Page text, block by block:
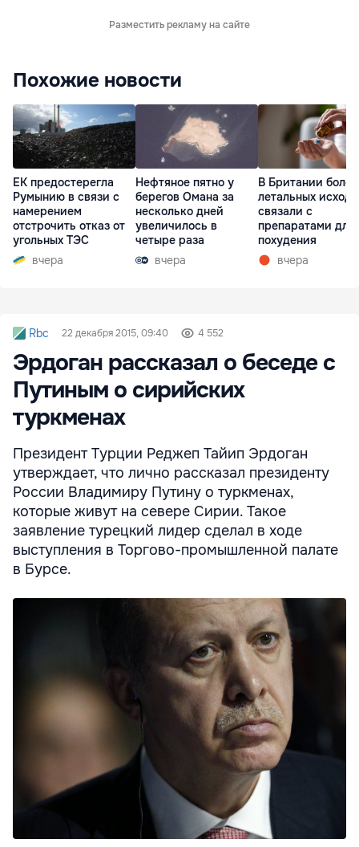
Разместить рекламу на сайте
Похожие новости
ЕК предостерегла
Румынию в связи с
намерением
отстрочить отказ от
угольных ТЭС
вчера
Нефтяное пятно у
берегов Омана за
несколько дней
увеличилось в
четыре раза
вчера
В Британии
летальных
связали с
препаратами для
похудения
вчера
Rbc 22 декабря 2015, 09:40 4 552
Эрдоган рассказал о беседе с
Путиным о сирийских
туркменах
Президент Турции Реджеп Тайип Эрдоган
утверждает, что лично рассказал президенту
России Владимиру Путину о туркменах,
которые живут на севере Сирии. Такое
заявление турецкий лидер сделал в ходе
выступления в Торгово-промышленной палате
в Бурсе.